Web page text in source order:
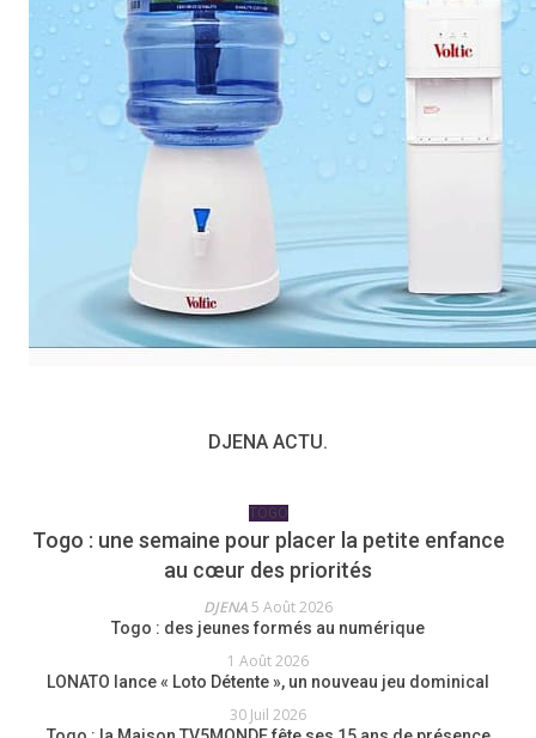
DJENA ACTU.
TOGO
Togo : une semaine pour placer la petite enfance
au cœur des priorités
DJENA5 Août 2026
Togo : des jeunes formés au numérique
1 Août 2026
LONATO lance « Loto Détente », un nouveau jeu dominical
30 Juil 2026